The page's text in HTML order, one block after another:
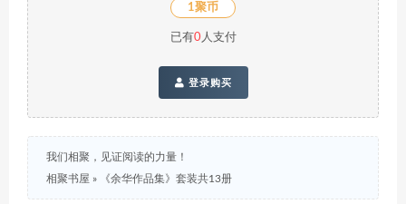
1聚币
已有0人支付
登录购买
我们相聚，见证阅读的力量！
相聚书屋 » 《余华作品集》套装共13册